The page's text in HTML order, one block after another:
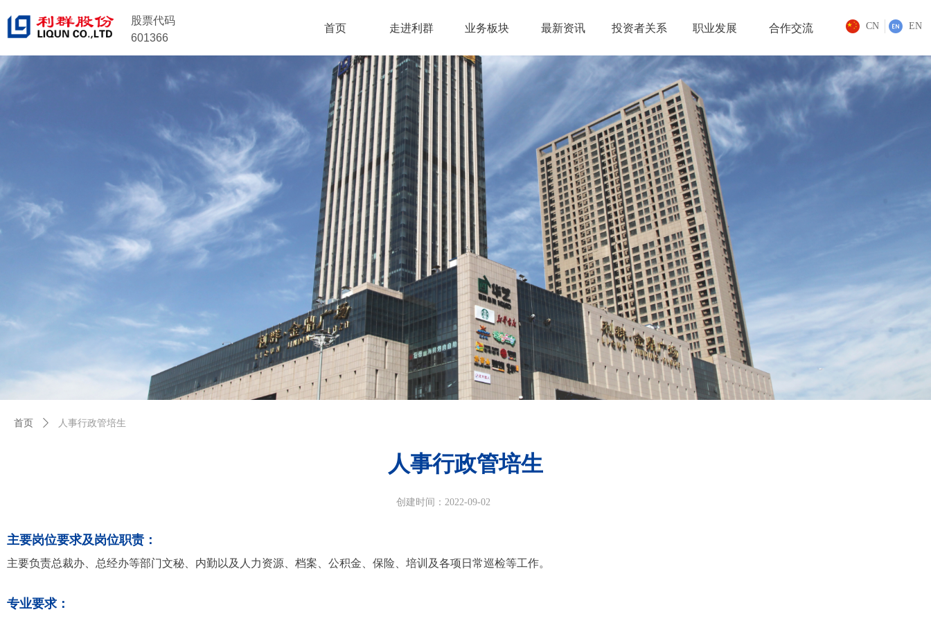
首页 走进利群 业务板块 最新资讯 投资者关系 职业发展 合作交流 CN EN
股票代码
601366
人事行政管培生
主要岗位要求及岗位职责：
主要负责总裁办、总经办等部门文秘、内勤以及人力资源、档案、公积金、保险、培训及各项日常巡检等工作。
专业要求：
首页 ꄲ 人事行政管培生
创建时间： 2022-09-02